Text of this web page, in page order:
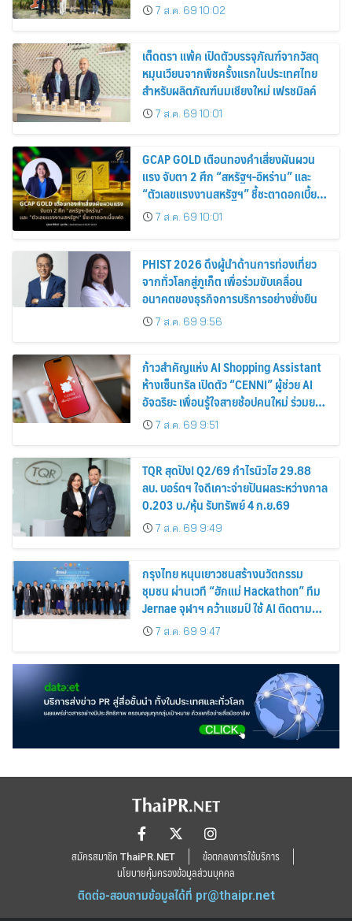
7 ส.ค. 69 10:02
เต็ดตรา แพ้ค เปิดตัวบรรจุภัณฑ์จากวัสดุ
หมุนเวียนจากพืชครั้งแรกในประเทศไทย
สำหรับผลิตภัณฑ์นมเชียงใหม่ เฟรชมิลค์
7 ส.ค. 69 10:01
GCAP GOLD เตือนทองคำเสี่ยงผันผวน
แรง จับตา 2 ศึก “สหรัฐฯ-อิหร่าน” และ
“ตัวเลขแรงงานสหรัฐฯ” ชี้ชะตาดอกเบี้ย
เฟด7 ส.ค. 69 10:01
PHIST 2026 ดึงผู้นำด้านการท่องเที่ยว
จากทั่วโลกสู่ภูเก็ต เพื่อร่วมขับเคลื่อน
อนาคตของธุรกิจการบริการอย่างยั่งยืน
7 ส.ค. 69 9:56
ก้าวสำคัญแห่ง AI Shopping Assistant
ห้างเซ็นทรัล เปิดตัว “CENNI” ผู้ช่วย AI
อัจฉริยะ เพื่อนรู้ใจสายช้อปคนใหม่ ร่วมยก
ระดับประสบการณ์ช้อปปิ้งให้ง่ายขึ้นได้ ใน
แชตเดียว
7 ส.ค. 69 9:51
TQR สุดปัง! Q2/69 กำไรนิวไฮ 29.88
ลบ. บอร์ดฯ ใจดีเคาะจ่ายปันผลระหว่างกาล
0.203 บ./หุ้น รับทรัพย์ 4 ก.ย.69
7 ส.ค. 69 9:49
กรุงไทย หนุนเยาวชนสร้างนวัตกรรม
ชุมชน ผ่านเวที “ฮักแม่ Hackathon” ทีม
Jernae จุฬาฯ คว้าแชมป์ ใช้ AI ติดตาม
ทรัพย์สินสูญหาย
7 ส.ค. 69 9:47
สมัครสมาชิก ThaiPR.NET
ข้อตกลงการใช้บริการ
นโยบายคุ้มครองข้อมูลส่วนบุคคล
ติดต่อ-สอบถามข้อมูลได้ที่ pr@thaipr.net